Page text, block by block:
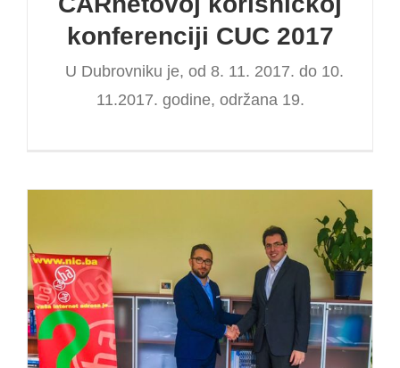
konferenciji CUC 2017
U Dubrovniku je, od 8. 11. 2017. do 10.
11.2017. godine, održana 19.